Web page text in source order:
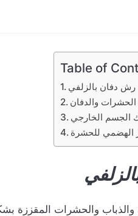
Table of
رش دفان بالزلفي
والدفان
الجسم الخارجي
الهضمي للحشرة
والحشرات المقززة